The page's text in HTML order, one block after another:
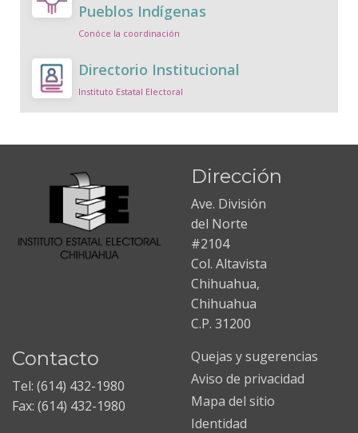
Pueblos Indígenas
Conóce la coordinación
Directorio Institucional
Instituto Estatal Electoral
Dirección
Ave. División
del Norte
#2104
Col. Altavista
Chihuahua,
Chihuahua
C.P. 31200
Contacto
Tel: (614) 432-1980
Fax: (614) 432-1980
Quejas y sugerencias
Aviso de privacidad
Mapa del sitio
Identidad